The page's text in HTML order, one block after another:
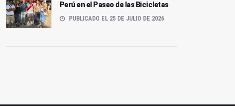
Perú en el Paseo de las Bicicletas
PUBLICADO EL 25 DE JULIO DE 2026